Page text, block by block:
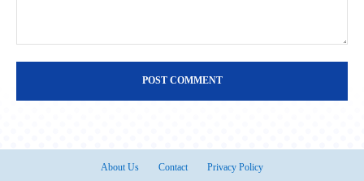
About Us Contact Privacy Policy